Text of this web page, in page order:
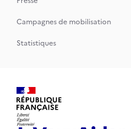
Campagnes de mobilisation
Statistiques